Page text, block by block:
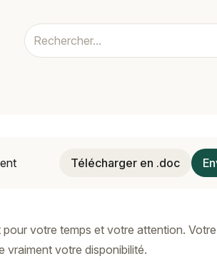
Télécharger en .doc
votre temps et votre attention.
vraiment votre disponibilité.